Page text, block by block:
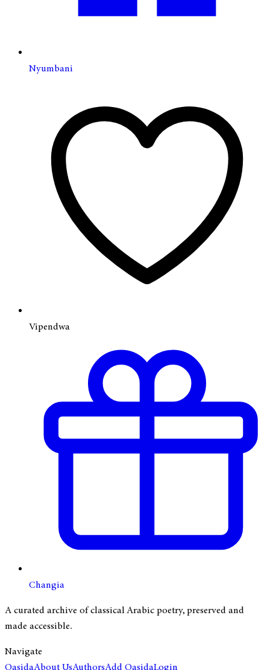
Nyumbani
Vipendwa
Changia
A curated archive of classical Arabic poetry, preserved and
made accessible.
Navigate
QasidaAbout UsAuthorsAdd QasidaLogin